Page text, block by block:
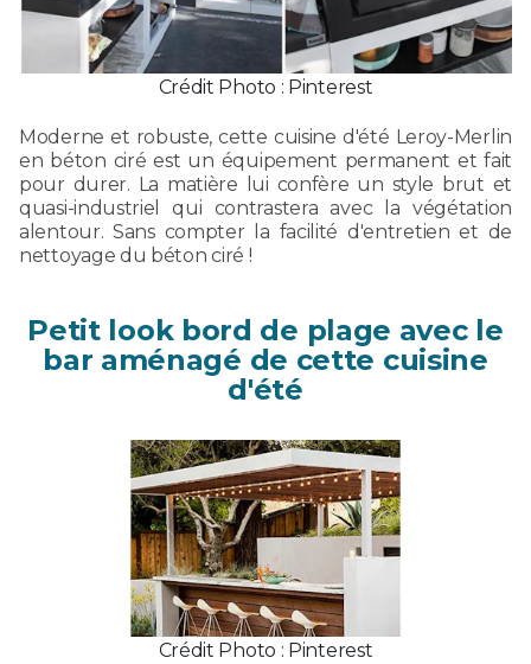
Crédit Photo : Pinterest
Moderne et robuste, cette cuisine d'été Leroy-Merlin
en béton ciré est un équipement permanent et fait
pour durer. La matière lui confère un style brut et
quasi-industriel qui contrastera avec la végétation
alentour. Sans compter la facilité d'entretien et de
nettoyage du béton ciré !
Petit look bord de plage avec le
bar aménagé de cette cuisine
d'été
Crédit Photo : Pinterest